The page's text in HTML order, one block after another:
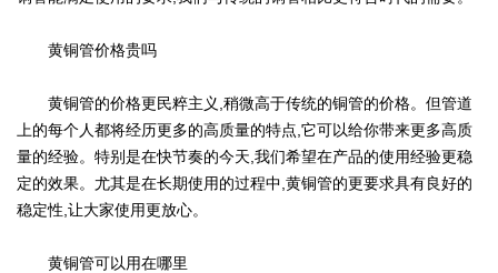
黄铜管价格贵吗
黄铜管的价格更民粹主义,稍微高于传统的铜管的价格。但管道
上的每个人都将经历更多的高质量的特点,它可以给你带来更多高质
量的经验。特别是在快节奏的今天,我们希望在产品的使用经验更稳
定的效果。尤其是在长期使用的过程中,黄铜管的更要求具有良好的
稳定性,让大家使用更放心。
黄铜管可以用在哪里